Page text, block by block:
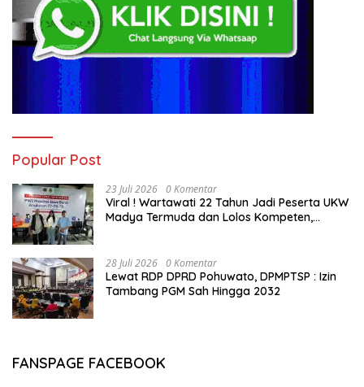
Popular Post
23 Juli 2026 0 Komentar
Viral ! Wartawati 22 Tahun Jadi Peserta UKW
Madya Termuda dan Lolos Kompeten,
28 Juli 2026 0 Komentar
Lewat RDP DPRD Pohuwato, DPMPTSP : Izin
Tambang PGM Sah Hingga 2032
FANSPAGE FACEBOOK